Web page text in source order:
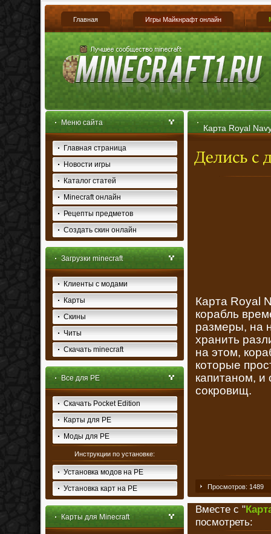
Главная Игры Майкнрафт онлайн
Меню сайта
Главная страница
Новости игры
Каталог статей
Minecraft онлайн
Рецепты предметов
Создать скин онлайн
Загрузки minecraft
Клиенты с модами
Карты
Скины
Читы
Скачать minecraft
Все для PE
Скачать Pocket Edition
Карты для PE
Моды для PE
Инструкции по установке:
Установка модов на PE
Установка карт на PE
Карты для Minecraft
Карта Royal
Карта Royal
корабль
размеры, на
хранить
на этом,
которые
капитаном, и
сокровищ.
Просмотров: 1489
Вместе с "
посмотреть: